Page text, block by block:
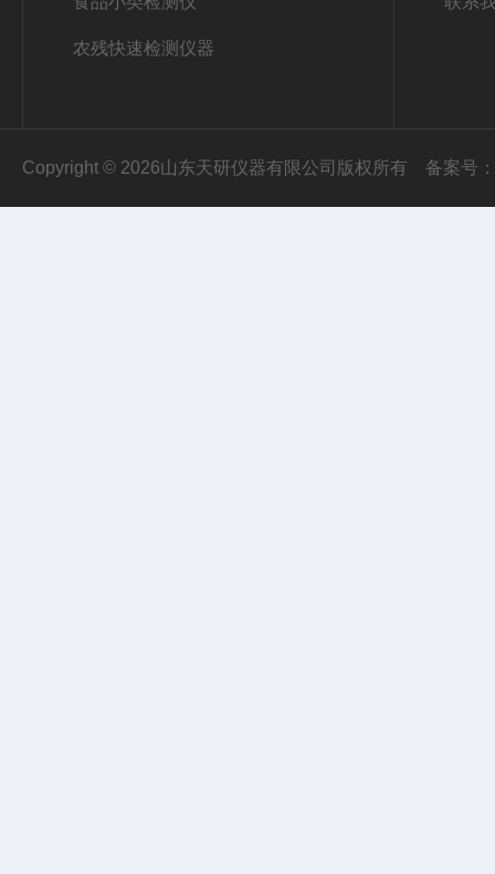
农残快速检测仪器
Copyright © 2026山东天研仪器有限公司版权所有 备案号